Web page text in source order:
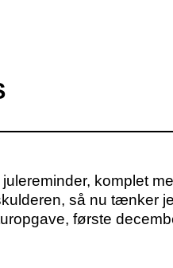
komplet
så nu tænker
første